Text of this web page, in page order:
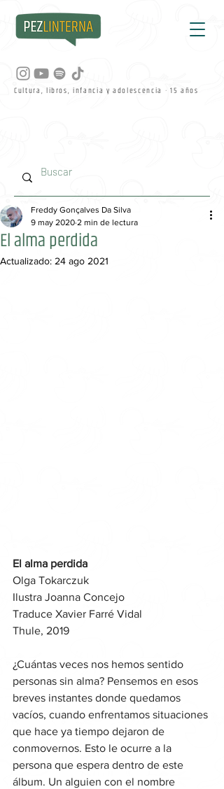
Cultura, libros, infancia y adolescencia · 15 años
El alma perdida
Freddy Gonçalves Da Silva
9 may 2020 2 min de lectura
Actualizado: 24 ago 2021
El alma perdida
Olga Tokarczuk
Ilustra Joanna Concejo
Traduce Xavier Farré Vidal
Thule, 2019
¿Cuántas veces nos hemos sentido
personas sin alma? Pensemos en esos
breves instantes donde quedamos
vacíos, cuando enfrentamos situaciones
que hace ya tiempo dejaron de
conmovernos. Esto le ocurre a la
persona que espera dentro de este
álbum. Un alguien con el nombre